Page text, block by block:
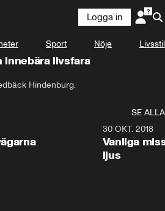
Logga in
Sport Nöje Livsstil
innebära livsfara
Hindenburg.
SE ALLA
30 OKT. 2018
Vanliga
ljus